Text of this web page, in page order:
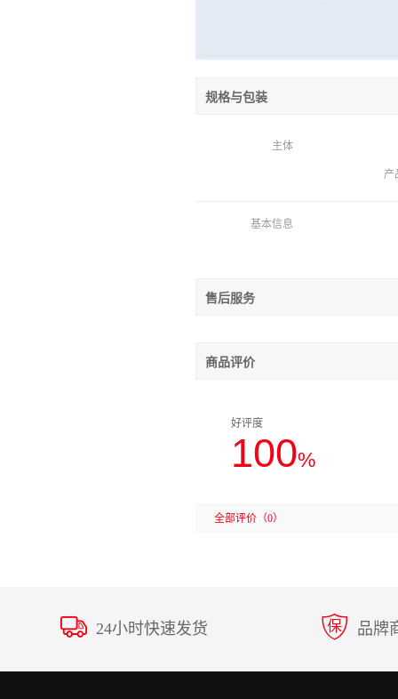
规格与包装
主体
产
基本信息
售后服务
商品评价
好评度
100%
全部评价 （0）
24小时快速发货 品牌